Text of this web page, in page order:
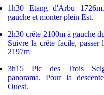
1h30 Etang d'Arbu
gauche et monter plein Est.
2h30 crête 2100m à gauche
Suivre la crête facile, passer
2197m
3h15 Pic des Trois
panorama. Pour la
Ouest.